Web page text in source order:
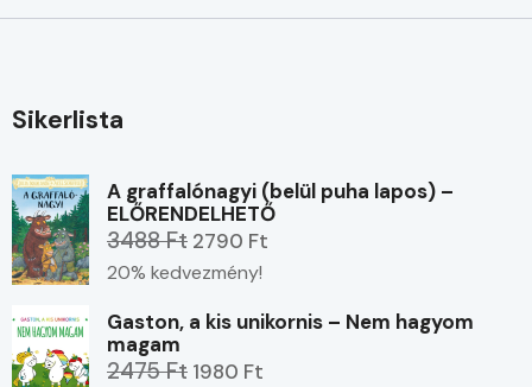
Sikerlista
A graffalónagyi (belül puha lapos) –
ELŐRENDELHETŐ
3488 Ft 2790 Ft
20% kedvezmény!
Gaston, a kis unikornis – Nem hagyom
magam
2475 Ft 1980 Ft